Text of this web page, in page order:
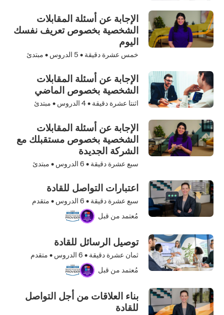
الإجابة عن أسئلة المقابلات
الشخصية بخصوص تعريف نفسك
اليوم
خمس عشرة دقيقة • 5 الدروس • مبتدئ
الإجابة عن أسئلة المقابلات
الشخصية بخصوص الماضي
اثنتا عشرة دقيقة •4 الدروس • مبتدئ
الإجابة عن أسئلة المقابلات
الشخصية بخصوص مستقبلك مع
الشركة الجديدة
سبع عشرة دقيقة • 6 الدروس • مبتدئ
اعتبارات التواصل للقادة
سبع عشرة دقيقة • 6 الدروس • متقدم
مُعتمد من قبل
توصيل الرسائل للقادة
ثمان عشرة دقيقة • 6 الدروس • متقدم
مُعتمد من قبل
بناء العلاقات من أجل التواصل
للقادة